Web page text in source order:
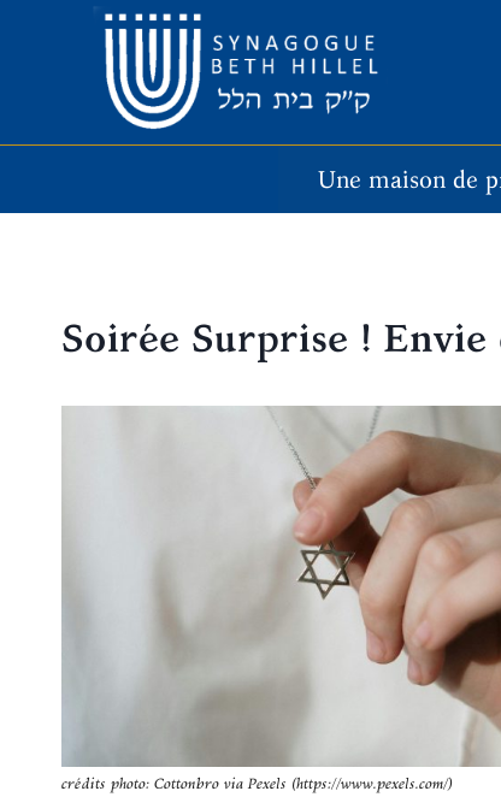
Une maison de
Soirée Surprise !
crédits photo: Cottonbro via Pexels (https://www.pexels.com/)